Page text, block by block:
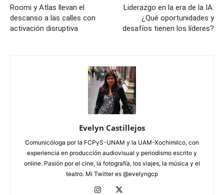
Roomi y Atlas llevan el
descanso a las calles con
activación disruptiva
Liderazgo en la era de la IA:
¿Qué oportunidades y
desafíos tienen los líderes?
Evelyn Castillejos
Comunicóloga por la FCPyS-UNAM y la UAM-Xochimilco, con
experiencia en producción audiovisual y periodismo escrito y
online. Pasión por el cine, la fotografía, los viajes, la música y el
teatro. Mi Twitter es @evelyngcp